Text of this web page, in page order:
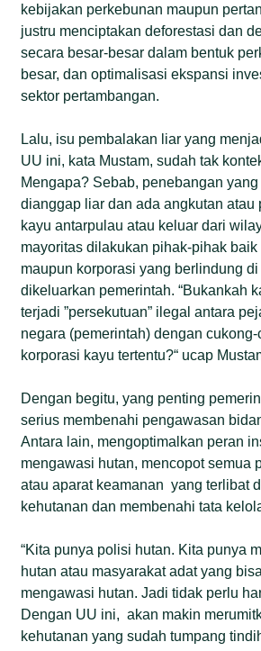
kebijakan perkebunan maupun
justru menciptakan deforestasi dan
secara besar-besar dalam bentuk
besar, dan optimalisasi ekspansi
sektor pertambangan.
Lalu, isu pembalakan liar yang
UU ini, kata Mustam, sudah tak
Mengapa? Sebab, penebangan
dianggap liar dan ada angkutan atau
kayu antarpulau atau keluar dari
mayoritas dilakukan pihak-pihak baik
maupun korporasi yang berlindung
dikeluarkan pemerintah. “Bukankah
terjadi ”persekutuan” ilegal antara
negara (pemerintah) dengan
korporasi kayu tertentu?“ ucap
Dengan begitu, yang penting
serius membenahi pengawasan
Antara lain, mengoptimalkan peran
mengawasi hutan, mencopot semua
atau aparat keamanan yang terlibat
kehutanan dan membenahi tata
“Kita punya polisi hutan. Kita punya
hutan atau masyarakat adat yang
mengawasi hutan. Jadi tidak perlu
Dengan UU ini, akan makin
kehutanan yang sudah tumpang